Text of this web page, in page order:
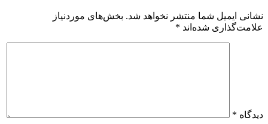
نشانی ایمیل شما منتشر نخواهد شد. بخش‌های موردنیاز
علامت‌گذاری شده‌اند *
دیدگاه *